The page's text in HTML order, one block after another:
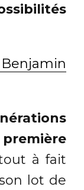
à fait
lot de